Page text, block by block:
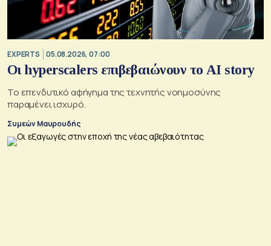
EXPERTS 05.08.2026, 07:00
Οι hyperscalers επιβεβαιώνουν το AI story
Το επενδυτικό αφήγημα της τεχνητής νοημοσύνης
παραμένει ισχυρό.
Συμεών Μαυρουδής